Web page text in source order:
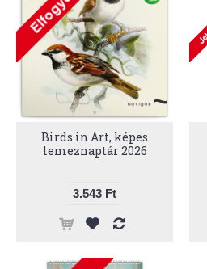
Birds in Art, képes
lemeznaptár 2026
3.543 Ft